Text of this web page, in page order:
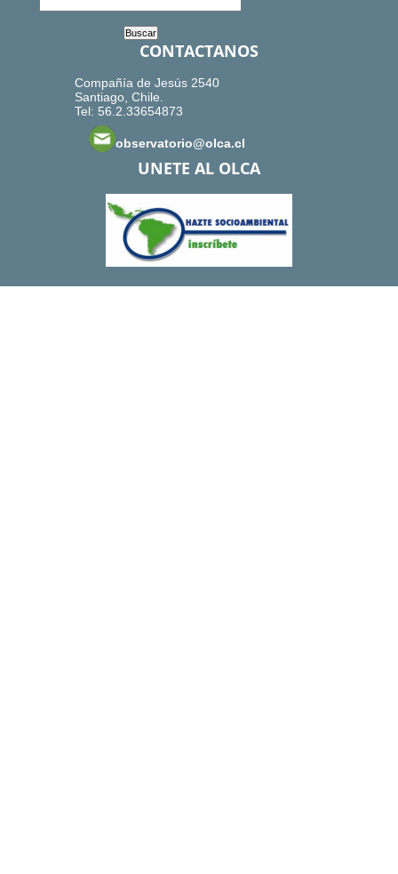
CONTACTANOS
Compañía de Jesús 2540
Santiago, Chile.
Tel: 56.2.33654873
observatorio@olca.cl
UNETE AL OLCA